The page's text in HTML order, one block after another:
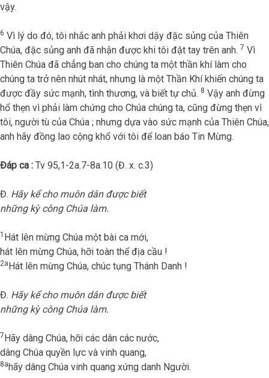
vậy.
6 Vì lý do đó, tôi nhắc anh phải khơi dậy đặc sủng của Thiên
Chúa, đặc sủng anh đã nhận được khi tôi đặt tay trên anh. 7 Vì
Thiên Chúa đã chẳng ban cho chúng ta một thần khí làm cho
chúng ta trở nên nhút nhát, nhưng là một Thần Khí khiến chúng ta
được đầy sức mạnh, tình thương, và biết tự chủ. 8 Vậy anh đừng
hổ thẹn vì phải làm chứng cho Chúa chúng ta, cũng đừng thẹn vì
tôi, người tù của Chúa ; nhưng dựa vào sức mạnh của Thiên Chúa,
anh hãy đồng lao cộng khổ với tôi để loan báo Tin Mừng.
Đáp ca : Tv 95,1-2a.7-8a.10 (Đ. x. c.3)
Đ. Hãy kể cho muôn dân được biết
những kỳ công Chúa làm.
1 Hát lên mừng Chúa một bài ca mới,
hát lên mừng Chúa, hỡi toàn thể địa cầu !
2aHát lên mừng Chúa, chúc tụng Thánh Danh !
Đ. Hãy kể cho muôn dân được biết
những kỳ công Chúa làm.
7Hãy dâng Chúa, hỡi các dân các nước,
dâng Chúa quyền lực và vinh quang,
8ahãy dâng Chúa vinh quang xứng danh Người.